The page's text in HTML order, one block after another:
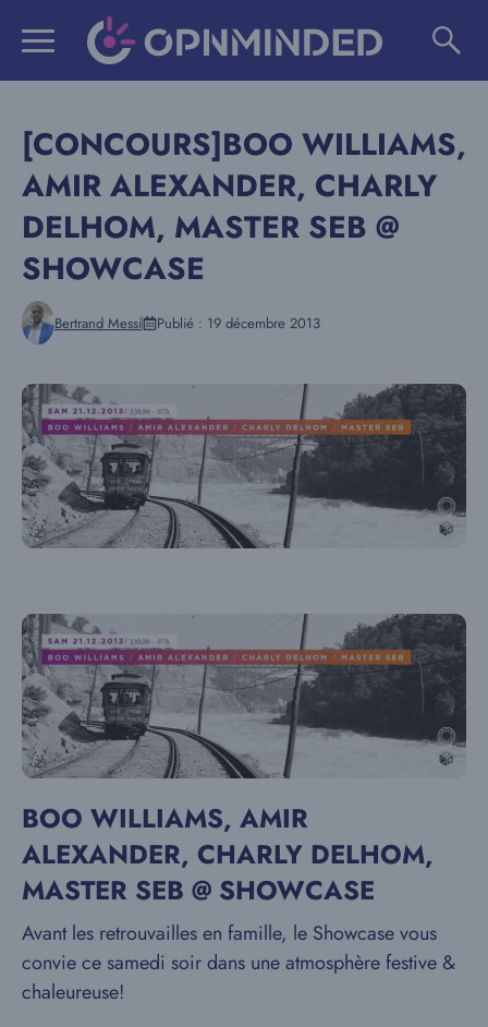
[CONCOURS]BOO WILLIAMS,
AMIR ALEXANDER, CHARLY
DELHOM, MASTER SEB @
SHOWCASE
Bertrand Messi Publié : 19 décembre 2013
BOO WILLIAMS, AMIR
ALEXANDER, CHARLY DELHOM,
MASTER SEB @ SHOWCASE
Avant les retrouvailles en famille, le Showcase vous
convie ce samedi soir dans une atmosphère festive &
chaleureuse!